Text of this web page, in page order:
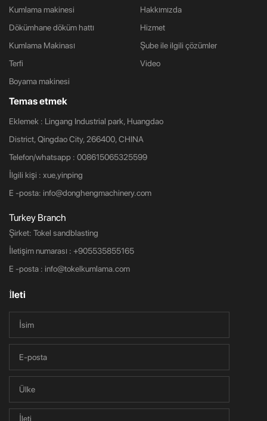
Kumlama makinesi
Dökümhane döküm hattı
Kumlama Makinası
Terfi
Boyama makinesi
Hakkımızda
Hizmet
Şube ile ilgili çözümler
Video
Temas etmek
Eklemek : Lingang Industrial park, Huangdao
District, Qingdao City, 266400, CHINA
Telefon/whatsapp : 008615065325599
İlgili kişi : xue,yinping
E -posta: info@donghengmachinery.com
Turkey Branch
Şirket: Tokel sandblasting
İletişim numarası : +905535855165
E -posta : info@tokelkumlama.com
İleti